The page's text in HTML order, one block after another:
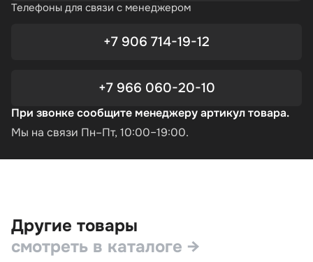
Телефоны для связи с менеджером
+7 906 714-19-12
+7 966 060-20-10
При звонке сообщите менеджеру артикул товара.
Мы на связи Пн–Пт, 10:00–19:00.
Другие товары
смотреть в каталоге →